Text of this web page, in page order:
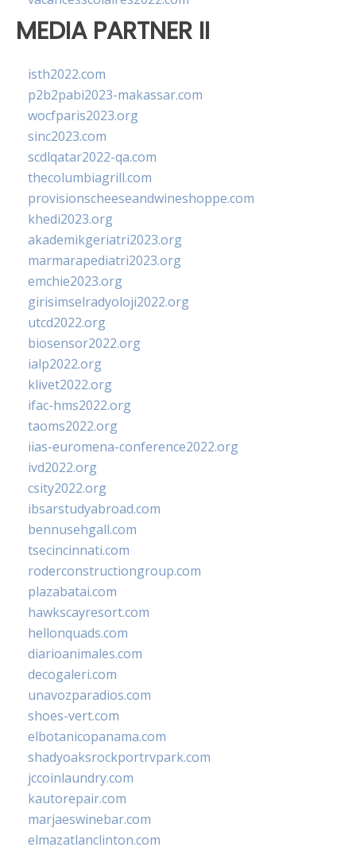
MEDIA PARTNER II
isth2022.com
p2b2pabi2023-makassar.com
wocfparis2023.org
sinc2023.com
scdlqatar2022-qa.com
thecolumbiagrill.com
provisionscheeseandwineshoppe.com
khedi2023.org
akademikgeriatri2023.org
marmarapediatri2023.org
emchie2023.org
girisimselradyoloji2022.org
utcd2022.org
biosensor2022.org
ialp2022.org
klivet2022.org
ifac-hms2022.org
taoms2022.org
iias-euromena-conference2022.org
ivd2022.org
csity2022.org
ibsarstudyabroad.com
bennusehgall.com
tsecincinnati.com
roderconstructiongroup.com
plazabatai.com
hawkscayresort.com
hellonquads.com
diarioanimales.com
decogaleri.com
unavozparadios.com
shoes-vert.com
elbotanicopanama.com
shadyoaksrockportrvpark.com
jccoinlaundry.com
kautorepair.com
marjaeswinebar.com
elmazatlanclinton.com